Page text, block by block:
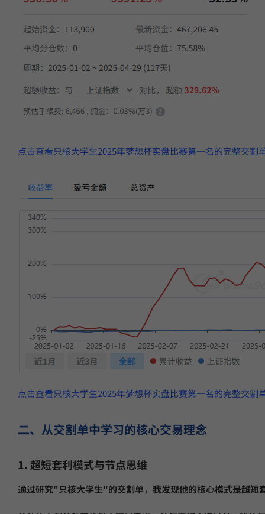
点击查看只核大学生2025年梦想杯实盘比赛第一名的完整交割
点击查看只核大学生2025年梦想杯实盘比赛第一名的完整交割
二、从交割单中学习的核心交易理念
1. 超短套利模式与节点思维
通过研究"只核大学生"的交割单，我发现他的核心模式是超短